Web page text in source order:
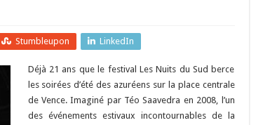
Stumbleupon LinkedIn
Déjà 21 ans que le festival Les Nuits du Sud berce
les soirées d’été des azuréens sur la place centrale
de Vence. Imaginé par Téo Saavedra en 2008, l’un
des événements estivaux incontournables de la